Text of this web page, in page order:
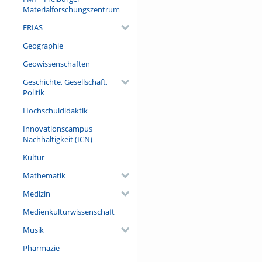
Materialforschungszentrum
FRIAS
Geographie
Geowissenschaften
Geschichte, Gesellschaft,
Politik
Hochschuldidaktik
Innovationscampus
Nachhaltigkeit (ICN)
Kultur
Mathematik
Medizin
Medienkulturwissenschaft
Musik
Pharmazie